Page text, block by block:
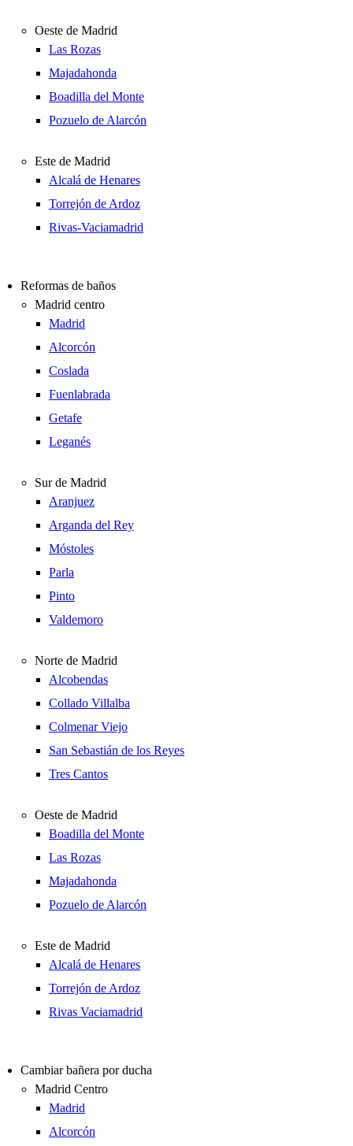
Oeste de Madrid
Las Rozas
Majadahonda
Boadilla del Monte
Pozuelo de Alarcón
Este de Madrid
Alcalá de Henares
Torrejón de Ardoz
Rivas-Vaciamadrid
Reformas de baños
Madrid centro
Madrid
Alcorcón
Coslada
Fuenlabrada
Getafe
Leganés
Sur de Madrid
Aranjuez
Arganda del Rey
Móstoles
Parla
Pinto
Valdemoro
Norte de Madrid
Alcobendas
Collado Villalba
Colmenar Viejo
San Sebastián de los Reyes
Tres Cantos
Oeste de Madrid
Boadilla del Monte
Las Rozas
Majadahonda
Pozuelo de Alarcón
Este de Madrid
Alcalá de Henares
Torrejón de Ardoz
Rivas Vaciamadrid
Cambiar bañera por ducha
Madrid Centro
Madrid
Alcorcón